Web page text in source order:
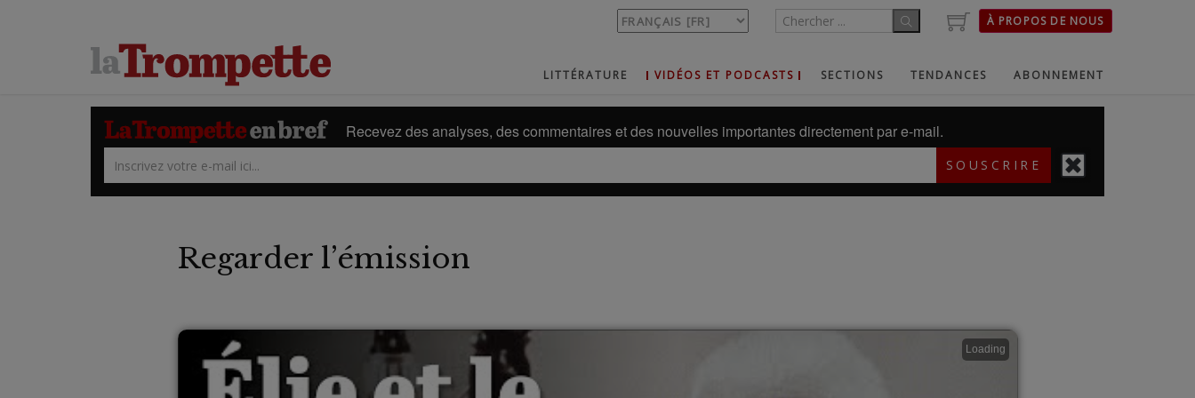
À PROPOS DE NOUS
LITTÉRATURE VIDÉOS ET PODCASTS SECTIONS TENDANCES ABONNEMENT
Recevez des analyses, des commentaires et des nouvelles importantes directement par e-mail.
SOUSCRIRE
Regarder l’émission
Loading